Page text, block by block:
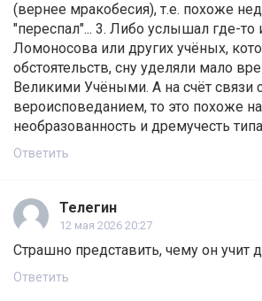
(вернее мракобесия), т.е. похоже
"переспал"... 3. Либо услышал где-то
Ломоносова или других учёных,
обстоятельств, сну уделяли мало
Великими Учёными. А на счёт связи
вероисповеданием, то это похоже на
необразованность и дремучесть
Ответить
Телегин
12 мая 2026 20:27
Страшно представить, чему он учит
Ответить